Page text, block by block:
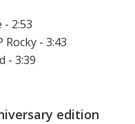
- 2:53
- 3:43
- 3:39
edition